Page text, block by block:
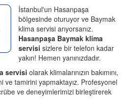
İstanbul'un Hasanpaşa
bölgesinde oturuyor ve Baymak
klima servisi arıyorsanız.
Hasanpaşa Baymak klima
servisi sizlere bir telefon kadar
yakın! Hemen yanınızdadır.
servisi olarak klimalarınızın bakımını,
ve tamirini yapmaktayız. Profesyonel
ve deneyimlerimizi birleştirerek